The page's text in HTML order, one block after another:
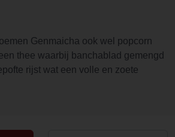
Genmaicha ook wel popcorn
thee waarbij banchablad gemengd
rijst wat een volle en zoete